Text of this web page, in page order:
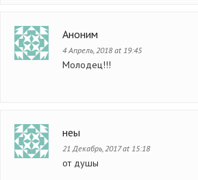
Аноним
4 Апрель, 2018 at 19:45
Молодец!!!
неы
21 Декабрь, 2017 at 15:18
от душы